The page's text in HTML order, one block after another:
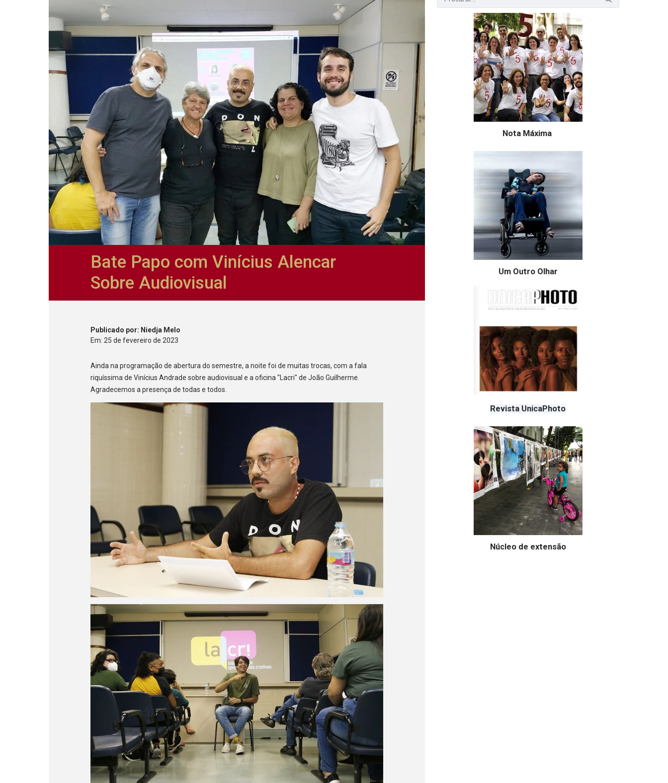
Bate Papo com Vinícius Alencar
Sobre Audiovisual
Publicado por: Niedja Melo
Em: 25 de fevereiro de 2023
Ainda na programação de abertura do semestre, a noite foi de muitas trocas, com a fala
riquíssima de Vinícius Andrade sobre audiovisual e a oficina "Lacri" de João Guilherme.
Agradecemos a presença de todas e todos.
Nota Máxima
Um Outro Olhar
Revista UnicaPhoto
Núcleo de extensão